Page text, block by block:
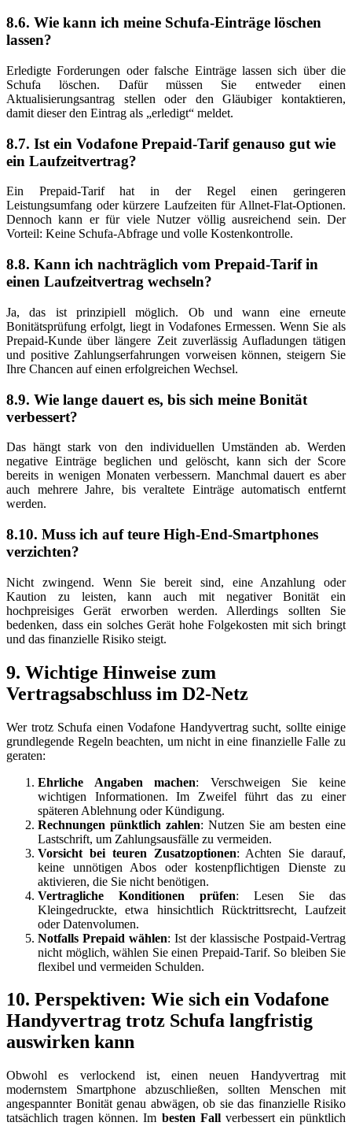
8.6. Wie kann ich meine Schufa-Einträge löschen
lassen?
Erledigte Forderungen oder falsche Einträge lassen sich über die
Schufa löschen. Dafür müssen Sie entweder einen
Aktualisierungsantrag stellen oder den Gläubiger kontaktieren,
damit dieser den Eintrag als „erledigt“ meldet.
8.7. Ist ein Vodafone Prepaid-Tarif genauso gut wie
ein Laufzeitvertrag?
Ein Prepaid-Tarif hat in der Regel einen geringeren
Leistungsumfang oder kürzere Laufzeiten für Allnet-Flat-Optionen.
Dennoch kann er für viele Nutzer völlig ausreichend sein. Der
Vorteil: Keine Schufa-Abfrage und volle Kostenkontrolle.
8.8. Kann ich nachträglich vom Prepaid-Tarif in
einen Laufzeitvertrag wechseln?
Ja, das ist prinzipiell möglich. Ob und wann eine erneute
Bonitätsprüfung erfolgt, liegt in Vodafones Ermessen. Wenn Sie als
Prepaid-Kunde über längere Zeit zuverlässig Aufladungen tätigen
und positive Zahlungserfahrungen vorweisen können, steigern Sie
Ihre Chancen auf einen erfolgreichen Wechsel.
8.9. Wie lange dauert es, bis sich meine Bonität
verbessert?
Das hängt stark von den individuellen Umständen ab. Werden
negative Einträge beglichen und gelöscht, kann sich der Score
bereits in wenigen Monaten verbessern. Manchmal dauert es aber
auch mehrere Jahre, bis veraltete Einträge automatisch entfernt
werden.
8.10. Muss ich auf teure High-End-Smartphones
verzichten?
Nicht zwingend. Wenn Sie bereit sind, eine Anzahlung oder
Kaution zu leisten, kann auch mit negativer Bonität ein
hochpreisiges Gerät erworben werden. Allerdings sollten Sie
bedenken, dass ein solches Gerät hohe Folgekosten mit sich bringt
und das finanzielle Risiko steigt.
9. Wichtige Hinweise zum
Vertragsabschluss im D2-Netz
Wer trotz Schufa einen Vodafone Handyvertrag sucht, sollte einige
grundlegende Regeln beachten, um nicht in eine finanzielle Falle zu
geraten:
Ehrliche Angaben machen: Verschweigen Sie keine
wichtigen Informationen. Im Zweifel führt das zu einer
späteren Ablehnung oder Kündigung.
Rechnungen pünktlich zahlen: Nutzen Sie am besten eine
Lastschrift, um Zahlungsausfälle zu vermeiden.
Vorsicht bei teuren Zusatzoptionen: Achten Sie darauf,
keine unnötigen Abos oder kostenpflichtigen Dienste zu
aktivieren, die Sie nicht benötigen.
Vertragliche Konditionen prüfen: Lesen Sie das
Kleingedruckte, etwa hinsichtlich Rücktrittsrecht, Laufzeit
oder Datenvolumen.
Notfalls Prepaid wählen: Ist der klassische Postpaid-Vertrag
nicht möglich, wählen Sie einen Prepaid-Tarif. So bleiben Sie
flexibel und vermeiden Schulden.
10. Perspektiven: Wie sich ein Vodafone
Handyvertrag trotz Schufa langfristig
auswirken kann
Obwohl es verlockend ist, einen neuen Handyvertrag mit
modernstem Smartphone abzuschließen, sollten Menschen mit
angespannter Bonität genau abwägen, ob sie das finanzielle Risiko
tatsächlich tragen können. Im besten Fallverbessert ein pünktlich